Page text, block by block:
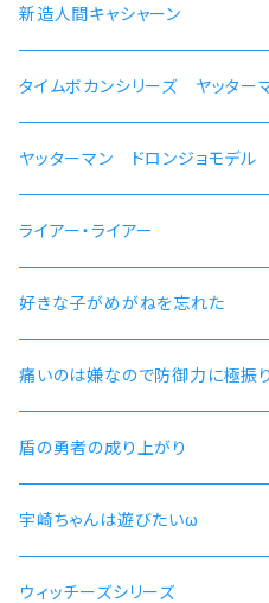
【パウロ・グレイラッド】腕時計
【オルステッド】腕時計 本数限
かにこ
新造人間キャシャーン 50周年記
タイムボカンシリーズ ヤッター
新造人間キャシャーン
タイムボカンシリーズ ヤッター
ヤッターマン ドロンジョモデル
ライアー・ライアー
好きな子がめがねを忘れた
痛いのは嫌なので防御力に極振り
盾の勇者の成り上がり
尚文
ラフタリア
宇崎ちゃんは遊びたいω
宇崎ちゃんモデル
ウィッチーズシリーズ